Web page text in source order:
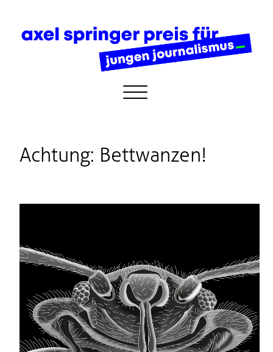
Achtung: Bettwanzen!